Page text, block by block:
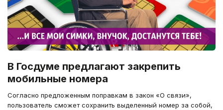
В Госдуме предлагают закрепить
мобильные номера
Согласно предложенным поправкам в закон «О связи»,
пользователь сможет сохранить выделенный номер за собой,